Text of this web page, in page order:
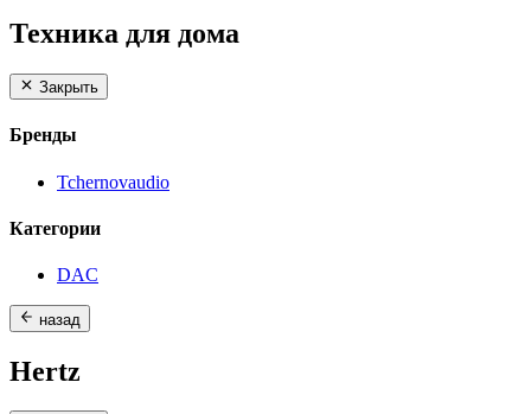
Техника для дома
Закрыть
Бренды
Tchernovaudio
Категории
DAC
назад
Hertz